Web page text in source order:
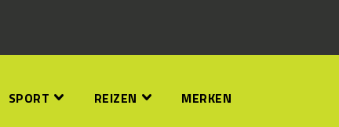
SPORT REIZEN MERKEN